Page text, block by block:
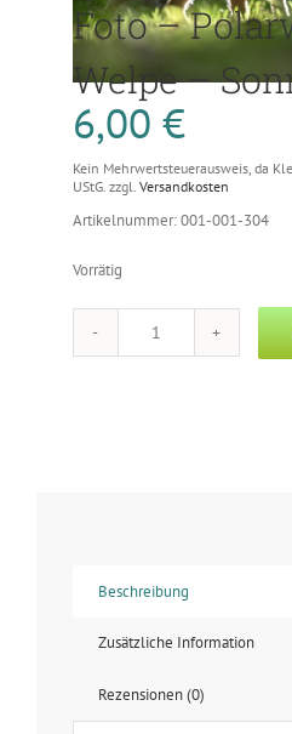
Foto –
Welpe –
6,00 €
Kein Mehrwertsteuerausweis, da
UStG. zzgl. Versandkosten
Artikelnummer: 001-001-304
Vorrätig
Foto
Beschreibung
Zusätzliche Information
Rezensionen (0)